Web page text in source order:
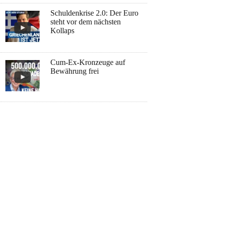
Schuldenkrise 2.0: Der Euro
steht vor dem nächsten
Kollaps
Cum-Ex-Kronzeuge auf
Bewährung frei